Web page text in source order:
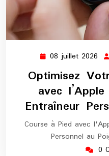
08 juillet 2026 08
Optimisez
avec
Entraîneur
Course à Pied avec
Personnel au
0